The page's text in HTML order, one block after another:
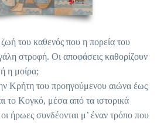
του καθενός που η πορεία του
στροφή. Οι αποφάσεις καθορίζουν
η μοίρα;
Κρήτη του προηγούμενου αιώνα έως
το Κογκό, μέσα από τα ιστορικά
ήρωες συνδέονται μ’ έναν τρόπο που